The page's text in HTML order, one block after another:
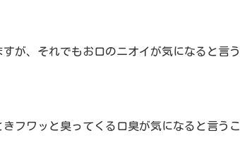
が、それでもお口のニオイが気になると言う
フワッと臭ってくる口臭が気になると言うこ